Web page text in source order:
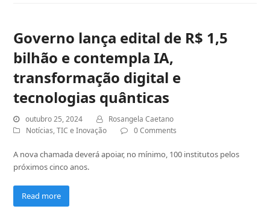
Governo lança edital de R$ 1,5
bilhão e contempla IA,
transformação digital e
tecnologias quânticas
outubro 25, 2024
Rosangela Caetano
Notícias,TIC e Inovação 0 Comments
A nova chamada deverá apoiar, no mínimo, 100 institutos pelos
próximos cinco anos.
Read more